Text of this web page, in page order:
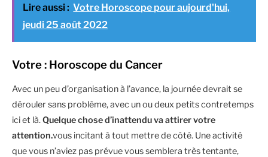
Lire aussi : Votre Horoscope pour aujourd'hui,
jeudi 25 août 2022
Votre : Horoscope du Cancer
Avec un peu d’organisation à l’avance, la journée devrait se
dérouler sans problème, avec un ou deux petits contretemps
ici et là.Quelque chose d’inattendu va attirer votre
attention.vous incitant à tout mettre de côté. Une activité
que vous n’aviez pas prévue vous semblera très tentante,